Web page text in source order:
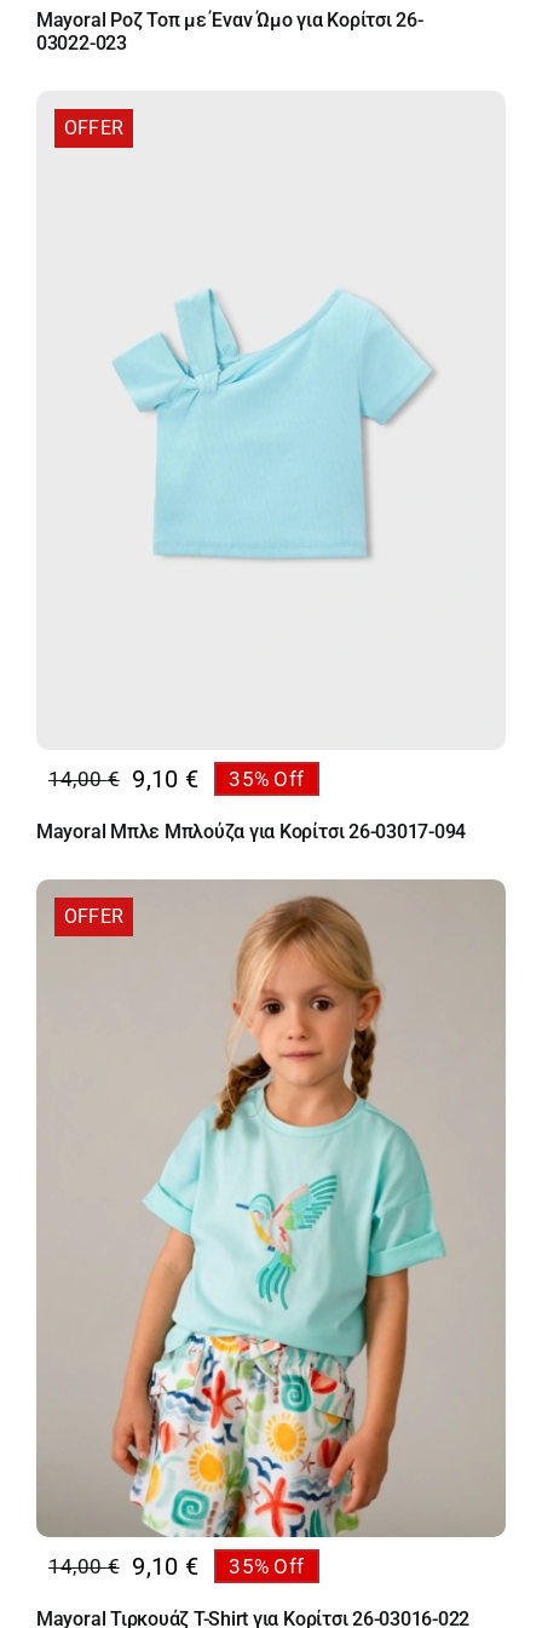
price
was:
τρέχουσα
τιμή
Mayoral Ροζ Τοπ με Έναν Ώμο για Κορίτσι 26-
03022-023
OFFER
14,00€
Original
price
was:
14,00 €.
9,10 €
Η
τρέχουσα
τιμή
είναι:
9,10 €.
35% Off
Mayoral Μπλε Μπλούζα για Κορίτσι 26-03017-094
OFFER
14,00€
Original
price
9,10 €
Η
τρέχουσα
35% Off
Mayoral Τιρκουάζ T-Shirt για Κορίτσι 26-03016-022